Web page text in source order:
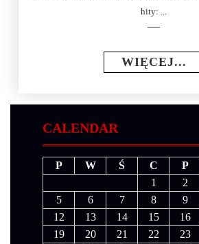
hity: ...
WIĘCEJ...
CALENDAR
P W Ś C P
1
2
5
6 7 8 9
12
13 14 15 16
19
20 21 22 23